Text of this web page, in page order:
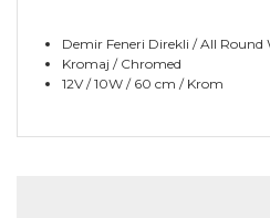
Demir Feneri Direkli / All
Kromaj / Chromed
12V / 10W / 60 cm / Krom
Bu ürünün fiyat bilgisi, resim,